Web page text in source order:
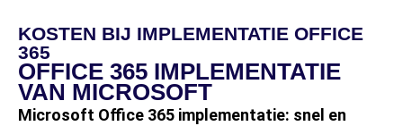
KOSTEN BIJ IMPLEMENTATIE OFFICE
365
OFFICE 365 IMPLEMENTATIE
VAN MICROSOFT
Microsoft Office 365 implementatie: snel en